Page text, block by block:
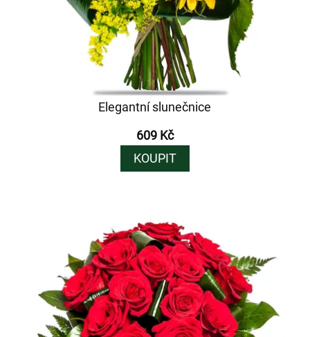
Elegantní slunečnice
609 Kč
KOUPIT